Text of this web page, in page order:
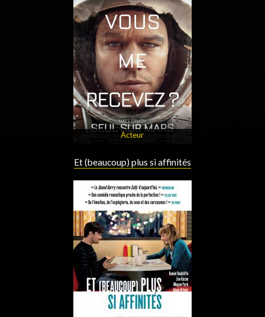
Acteur
Et (beaucoup) plus si affinités